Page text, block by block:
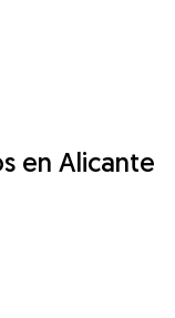
en Alicante